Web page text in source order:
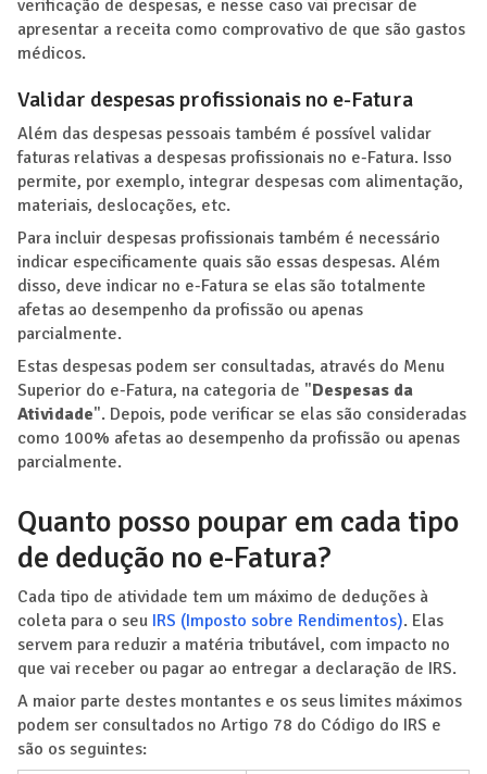
verificação de despesas, e nesse caso vai precisar de
apresentar a receita como comprovativo de que são gastos
médicos.
Validar despesas profissionais no e-Fatura
Além das despesas pessoais também é possível validar
faturas relativas a despesas profissionais no e-Fatura. Isso
permite, por exemplo, integrar despesas com alimentação,
materiais, deslocações, etc.
Para incluir despesas profissionais também é necessário
indicar especificamente quais são essas despesas. Além
disso, deve indicar no e-Fatura se elas são totalmente
afetas ao desempenho da profissão ou apenas
parcialmente.
Estas despesas podem ser consultadas, através do Menu
Superior do e-Fatura, na categoria de "Despesas da
Atividade". Depois, pode verificar se elas são consideradas
como 100% afetas ao desempenho da profissão ou apenas
parcialmente.
Quanto posso poupar em cada tipo
de dedução no e-Fatura?
Cada tipo de atividade tem um máximo de deduções à
coleta para o seu IRS (Imposto sobre Rendimentos). Elas
servem para reduzir a matéria tributável, com impacto no
que vai receber ou pagar ao entregar a declaração de IRS.
A maior parte destes montantes e os seus limites máximos
podem ser consultados no Artigo 78 do Código do IRS e
são os seguintes: